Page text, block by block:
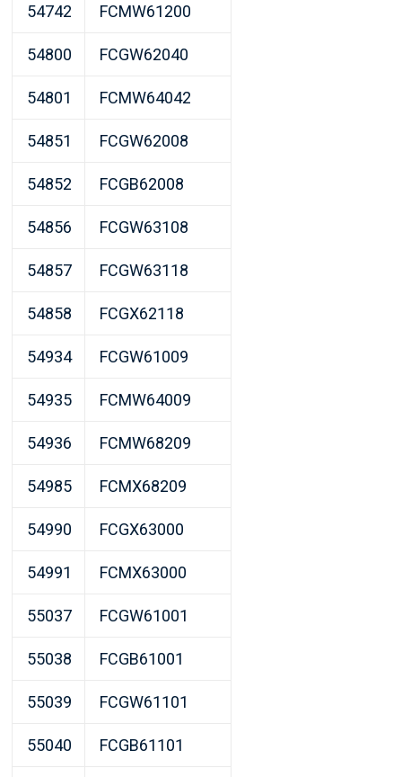
54742 FCMW61200
54800 FCGW62040
54801 FCMW64042
54851 FCGW62008
54852 FCGB62008
54856 FCGW63108
54857 FCGW63118
54858 FCGX62118
54934 FCGW61009
54935 FCMW64009
54936 FCMW68209
54985 FCMX68209
54990 FCGX63000
54991 FCMX63000
55037 FCGW61001
55038 FCGB61001
55039 FCGW61101
55040 FCGB61101